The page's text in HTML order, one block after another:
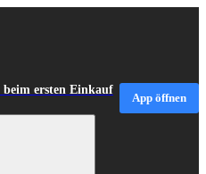
ersten Einkauf
App öffnen